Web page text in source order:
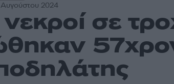
2024
σε